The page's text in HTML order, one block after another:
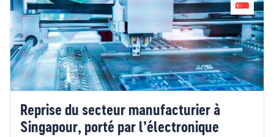
Reprise du secteur manufacturier à
Singapour, porté par l’électronique